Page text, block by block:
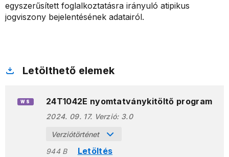
egyszerűsített foglalkoztatásra irányuló atipikus
jogviszony bejelentésének adatairól.
Letölthető elemek
WS 24T1042E nyomtatványkitöltő program
2024. 09. 17. Verzió: 3.0
Verziótörténet
944 B
Letöltés